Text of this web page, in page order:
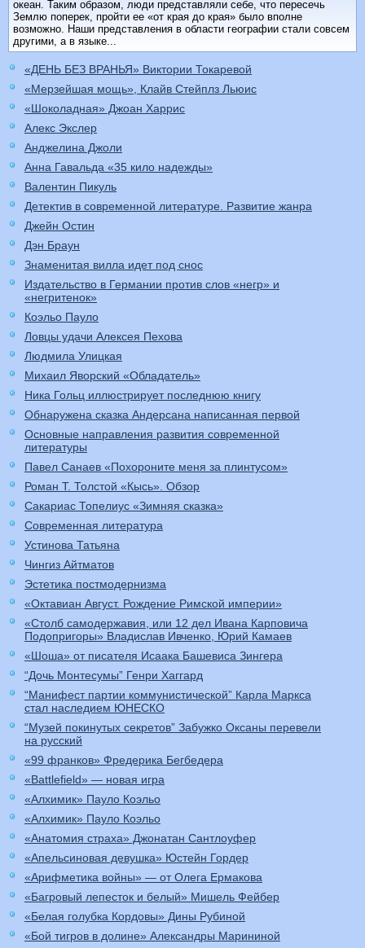
океан. Таким образом, люди представляли себе, что пересечь
Землю поперек, пройти ее «от края до края» было вполне
возможно. Наши представления в области географии стали совсем
другими, а в языке...
«ДЕНЬ БЕЗ ВРАНЬЯ» Виктории Токаревой
«Мерзейшая мощь», Клайв Стейплз Льюис
«Шоколадная» Джоан Харрис
Алекс Экслер
Анджелина Джоли
Анна Гавальда «35 кило надежды»
Валентин Пикуль
Детектив в современной литературе. Развитие жанра
Джейн Остин
Дэн Браун
Знаменитая вилла идет под снос
Издательство в Германии против слов «негр» и
«негритенок»
Коэльо Пауло
Ловцы удачи Алексея Пехова
Людмила Улицкая
Михаил Яворский «Обладатель»
Ника Гольц иллюстрирует последнюю книгу
Обнаружена сказка Андерсана написанная первой
Основные направления развития современной
литературы
Павел Санаев «Похороните меня за плинтусом»
Роман Т. Толстой «Кысь». Обзор
Сакариас Топелиус «Зимняя сказка»
Современная литература
Устинова Татьяна
Чингиз Айтматов
Эстетика постмодернизма
«Октавиан Август. Рождение Римской империи»
«Столб самодержавия, или 12 дел Ивана Карповича
Подопригоры» Владислав Ивченко, Юрий Камаев
«Шоша» от писателя Исаака Башевиса Зингера
“Дочь Монтесумы” Генри Хаггард
“Манифест партии коммунистической” Карла Маркса
стал наследием ЮНЕСКО
“Музей покинутых секретов” Забужко Оксаны перевели
на русский
«99 франков» Фредерика Бегбедера
«Battlefield» — новая игра
«Алхимик» Пауло Коэльо
«Алхимик» Пауло Коэльо
«Анатомия страха» Джонатан Сантлоуфер
«Апельсиновая девушка» Юстейн Гордер
«Арифметика войны» — от Олега Ермакова
«Багровый лепесток и белый» Мишель Фейбер
«Белая голубка Кордовы» Дины Рубиной
«Бой тигров в долине» Александры Марининой